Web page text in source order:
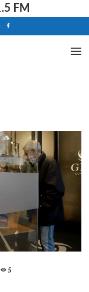
FM
a caer en abril
5